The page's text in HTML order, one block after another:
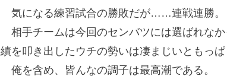
気になる練習試合の勝敗だが……連戦連勝。
相手チームは今回のセンバツには選ばれな
績を叩き出したウチの勢いは凄まじいともっぱ
俺を含め、皆んなの調子は最高潮である。